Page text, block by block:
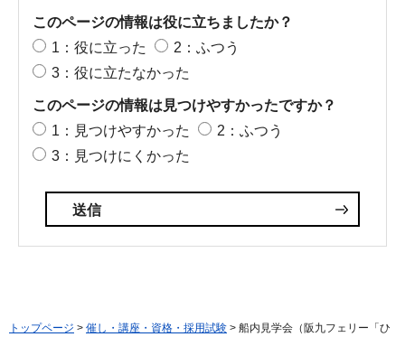
このページの情報は役に立ちましたか？
1：役に立った
2：ふつう
3：役に立たなかった
このページの情報は見つけやすかったですか？
1：見つけやすかった
2：ふつう
3：見つけにくかった
トップページ > 催し・講座・資格・採用試験 > 船内見学会（阪九フェリー「ひ